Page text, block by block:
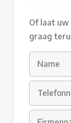
Of laat uw
graag